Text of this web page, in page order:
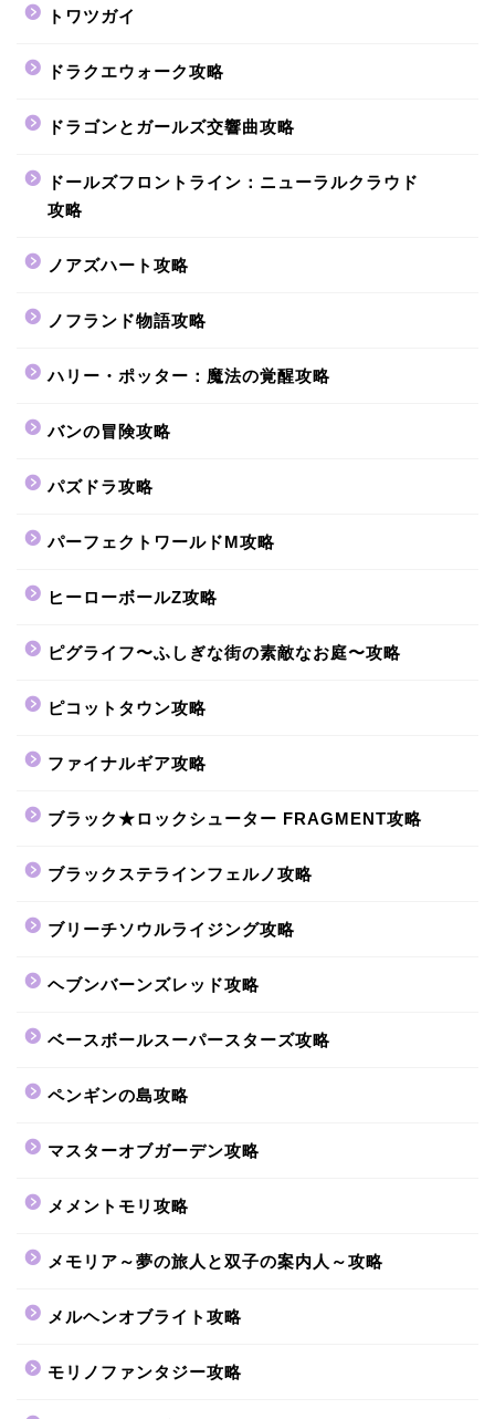
トワツガイ
ドラクエウォーク攻略
ドラゴンとガールズ交響曲攻略
ドールズフロントライン：ニューラルクラウド
攻略
ノアズハート攻略
ノフランド物語攻略
ハリー・ポッター：魔法の覚醒攻略
バンの冒険攻略
パズドラ攻略
パーフェクトワールドM攻略
ヒーローボールZ攻略
ピグライフ〜ふしぎな街の素敵なお庭〜攻略
ピコットタウン攻略
ファイナルギア攻略
ブラック★ロックシューター FRAGMENT攻略
ブラックステラインフェルノ攻略
ブリーチソウルライジング攻略
ヘブンバーンズレッド攻略
ベースボールスーパースターズ攻略
ペンギンの島攻略
マスターオブガーデン攻略
メメントモリ攻略
メモリア～夢の旅人と双子の案内人～攻略
メルヘンオブライト攻略
モリノファンタジー攻略